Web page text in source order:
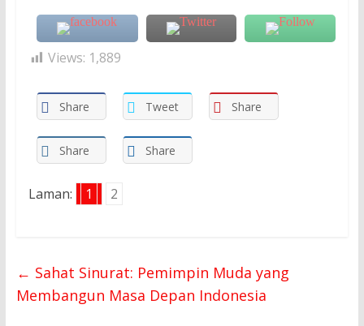
Views: 1,889
Share Tweet Share
Share Share
Laman: 1 2
← Sahat Sinurat: Pemimpin Muda yang
Membangun Masa Depan Indonesia